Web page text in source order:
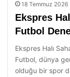
18 Temmuz 2026
Ekspres
Futbol
Ekspres Halı
Futbol, dünya
olduğu bir spor